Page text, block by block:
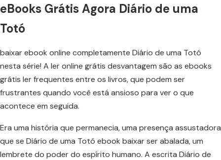
eBooks Grátis Agora Diário de uma
Totó
baixar ebook online completamente Diário de uma Totó
nesta série! A ler online grátis desvantagem são as ebooks
grátis ler frequentes entre os livros, que podem ser
frustrantes quando você está ansioso para ver o que
acontece em seguida.
Era uma história que permanecia, uma presença assustadora
que se Diário de uma Totó ebook baixar ser abalada, um
lembrete do poder do espírito humano. A escrita Diário de